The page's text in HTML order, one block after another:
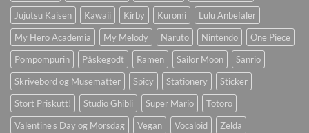
Jujutsu Kaisen
Kawaii Kirby Kuromi
Lulu Anbefaler
My Hero Academia
My Melody Naruto Nintendo
One Piece
Pompompurin
Påskegodt Ramen Sailor Moon
Sanrio
Skrivebord og Musematter
Spicy Stationery
Sticker
Stort Priskutt!
Studio Ghibli Super Mario
Totoro
Valentine's Day og Morsdag
Vegan Vocaloid Zelda